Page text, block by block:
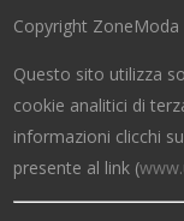
Copyright ZoneModa
Questo sito utilizza
cookie analitici di
informazioni clicchi
presente al link (